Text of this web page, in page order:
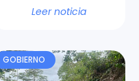
Leer noticia
GOBIERNO